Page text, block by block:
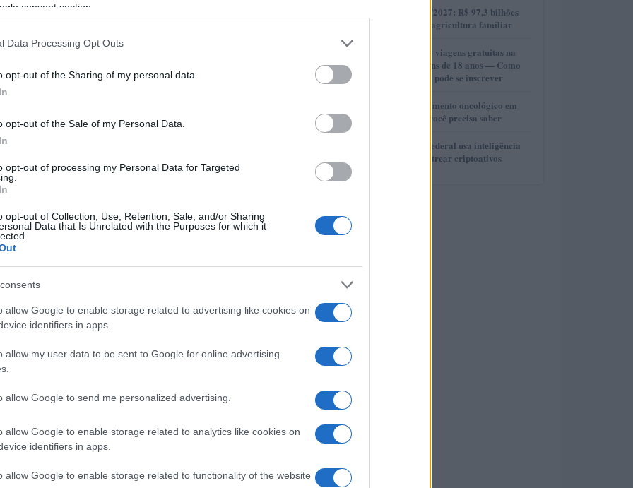
consent section.
Data Processing Opt Outs
opt-out of the Sharing of my personal data.
opt-out of the Sale of my Personal Data.
opt-out of processing my Personal Data for Targeted
opt-out of Collection, Use, Retention, Sale, and/or Sharing
Data that Is Unrelated with the Purposes for which it
allow Google to enable storage related to advertising like cookies on
identifiers in apps.
allow my user data to be sent to Google for online advertising
allow Google to send me personalized advertising.
allow Google to enable storage related to analytics like cookies on
identifiers in apps.
allow Google to enable storage related to functionality of the website
atraso do cheque único de 2024
em 2024 devem-se a:
aqueles que têm direito aum único cheque desde os
de 2024. Eles receberão o valor mensal atual junto com
de março de
Um ISEE menor em comparação com o ano anterior indica
direito a um cheque maior. Os pagamentos em atraso
2
Plano Safra 2026/2027: R$ 97,3 bilhões
para fortalecer a agricultura familiar
3
DiscoverEU 2025: viagens gratuitas na
Europa para jovens de 18 anos — Como
participar e quem pode se inscrever
4
Direito ao esquecimento oncológico em
2024: tudo o que você precisa saber
Como a Receita Federal usa inteligência
artificial para rastrear criptoativos